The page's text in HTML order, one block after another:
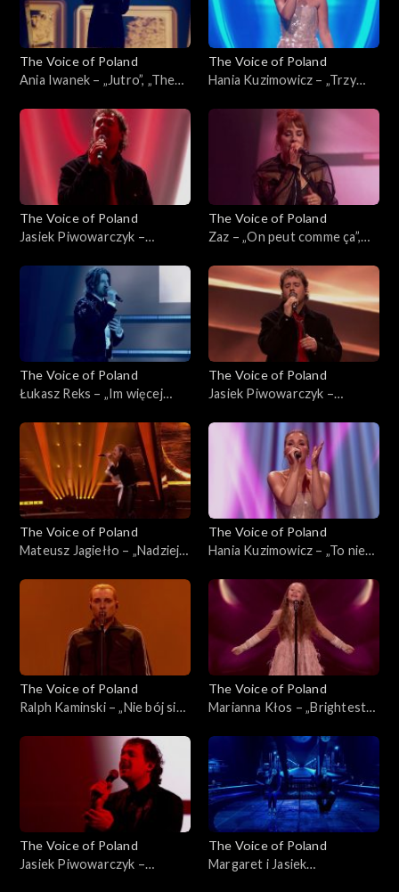
15. edycja
The Voice of Poland
Ania Iwanek – „Jutro”, „The
listopada 2025
The Voice of Poland
Hania Kuzimowicz – „Trzy
Poland”, Finał, 29 listopada
The Voice of Poland
Jasiek Piwowarczyk –
Poland”, Finał, 29 listopada
The Voice of Poland
Zaz – „On peut comme ça”,
29 listopada 2025
The Voice of Poland
Łukasz Reks – „Im więcej
of Poland”, Finał, 29
listopada 2025
The Voice of Poland
Jasiek Piwowarczyk –
of Poland”, Finał, 29
listopada 2025
The Voice of Poland
Mateusz Jagiełło – „Nadzieja”,
29 listopada 2025
The Voice of Poland
Hania Kuzimowicz – „To nie
Finał, 29 listopada 2025
The Voice of Poland
Ralph Kaminski – „Nie bój się
Poland”, Finał, 29 listopada
The Voice of Poland
Marianna Kłos – „Brightest
Finał, 29 listopada 2025
The Voice of Poland
Jasiek Piwowarczyk –
The Voice of Poland
Margaret i Jasiek